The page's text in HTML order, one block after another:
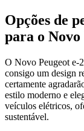
Opções de
para o Novo
O Novo Peugeot e-
consigo um design
certamente
estilo moderno e
veículos elétricos,
sustentável.